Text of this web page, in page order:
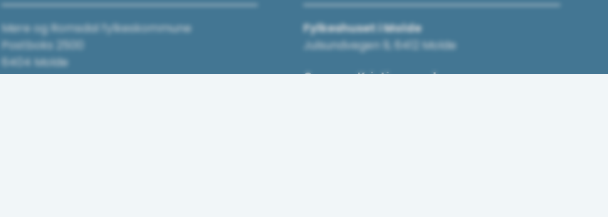
Møre og Romsdal fylkeskommune
Postboks 2500
6404 Molde
Fylkeshuset i Molde
Julsundvegen 9, 6412 Molde
Campus Kristiansund